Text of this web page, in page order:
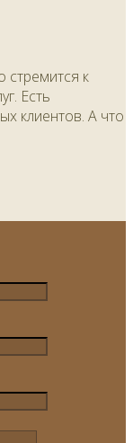
к
Есть
клиентов. А что